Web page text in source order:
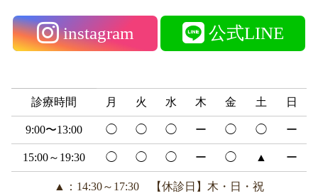
instagram 公式LINE
診療時間 月 火 水 木 金 土 日
9:00〜13:00 ◯ ◯ ◯ ー ◯ ◯ ー
15:00～19:30 ◯ ◯ ◯ ー ◯ ▲ ー
▲：14:30～17:30 【休診日】木・日・祝